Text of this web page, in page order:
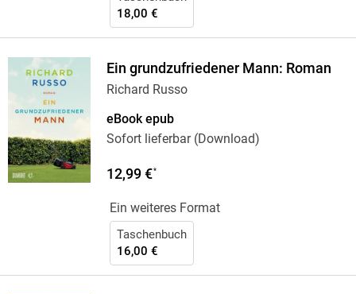
18,00 €
Ein grundzufriedener Mann: Roman
Richard Russo
eBook epub
Sofort lieferbar (Download)
12,99 €*
Ein weiteres Format
Taschenbuch
16,00 €